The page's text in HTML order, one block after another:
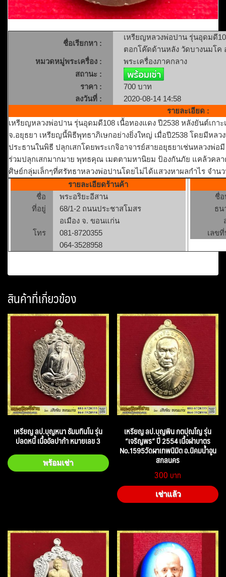
ชื่อเรียกหา :
เหรียญหลวงพ่อปาน รุ่นอุดมดี
ตอกโค๊ดด้านหลัง วัดบางนมโค
หมวดหมู่พระเครื่อง :
พระเครื่องภาคกลาง
สถานะ :
ราคา :
700 บาท
ลงวันที่ :
2020-08-14 14:58
รายละเอียด :
เหรียญหลวงพ่อปาน รุ่นอุดมดี108 เนื้อทองแดง ปี2538 หลังยันต์เกา
จ.อยุธยา เหรียญนี้พิธีพุทธาภิเษกอย่างยิ่งใหญ่ เมื่อปี2538 โดยมีหล
ประธานในพิธี ปลุกเสกโดยพระเกจิอาจารย์สายอยุธยาเช่นหลวงพ่อ
ร่วมปลุกเสกมากมาย พุทธคุณ เมตตามหานิยม ป้องกันภัย แคล้วคล
ศิษย์กลุ่มเล็กๆที่ศรัทธาหลวงพ่อปานโดยไม่ได้แสวงหาผลกำไร จำน
รายละเอียดร้านค้า
ชื่อ
พระอริยะอีสาน
ที่อยู่
68/1-2 ถนนประชาสโมสร
อเมือง จ. ขอนแก่น
โทร
081-8720355
064-3528958
ชื่
ธน
เลข
สินค้าที่เกี่ยวข้อง
เหรียญ ลป.บุญหนา ธัมมทินโน รุ่น
ปลดหนี้ เนื้ออัลปาก้า หมายเลข 3
พร้อมเช่า
เหรียญ ลป.บุญพิน กตปุณโญ รุ่น
“เจริญพร” ปี 2554 เนื้อฝาบาตร
No.1595วัดผาเทพนิมิต อ.นิคมน้ำอูน
สกลนคร
300
เช่าแล้ว